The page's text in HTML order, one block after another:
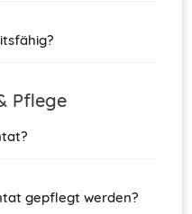
Pflege
gepflegt werden?